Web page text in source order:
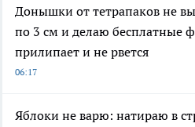
Донышки от тетрапаков не
по 3 см и делаю бесплатные
прилипает и не рвется
06:17
Яблоки не варю: натираю в